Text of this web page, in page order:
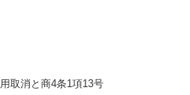
取消と商4条1項13号